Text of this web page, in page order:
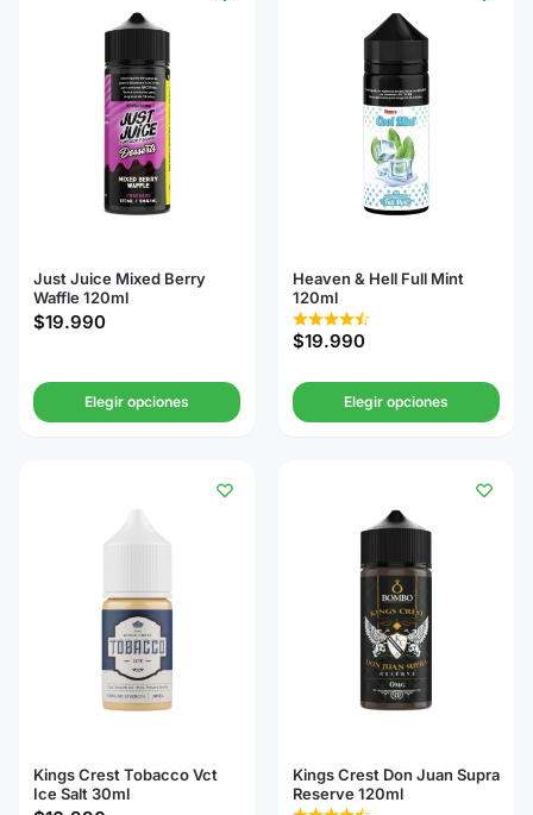
Just Juice Mixed Berry
Waffle 120ml
$19.990
Elegir opciones
Heaven & Hell Full Mint
120ml
$19.990
Elegir opciones
Kings Crest Tobacco Vct
Ice Salt 30ml
Kings Crest Don Juan Supra
Reserve 120ml